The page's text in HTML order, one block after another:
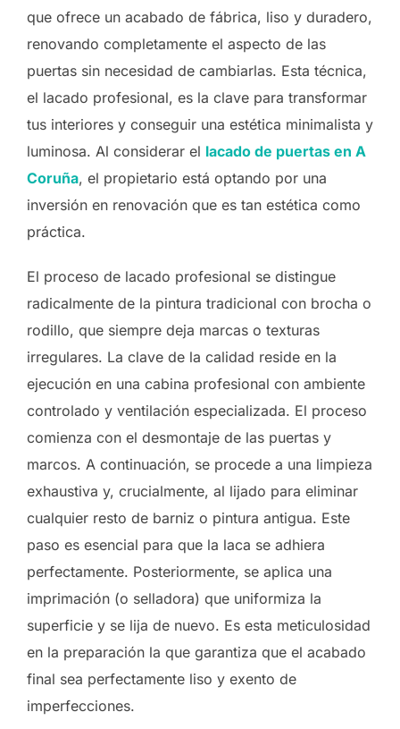
que ofrece un acabado de fábrica, liso y duradero,
renovando completamente el aspecto de las
puertas sin necesidad de cambiarlas. Esta técnica,
el lacado profesional, es la clave para transformar
tus interiores y conseguir una estética minimalista y
luminosa. Al considerar el lacado de puertas en A
Coruña, el propietario está optando por una
inversión en renovación que es tan estética como
práctica.
El proceso de lacado profesional se distingue
radicalmente de la pintura tradicional con brocha o
rodillo, que siempre deja marcas o texturas
irregulares. La clave de la calidad reside en la
ejecución en una cabina profesional con ambiente
controlado y ventilación especializada. El proceso
comienza con el desmontaje de las puertas y
marcos. A continuación, se procede a una limpieza
exhaustiva y, crucialmente, al lijado para eliminar
cualquier resto de barniz o pintura antigua. Este
paso es esencial para que la laca se adhiera
perfectamente. Posteriormente, se aplica una
imprimación (o selladora) que uniformiza la
superficie y se lija de nuevo. Es esta meticulosidad
en la preparación la que garantiza que el acabado
final sea perfectamente liso y exento de
imperfecciones.